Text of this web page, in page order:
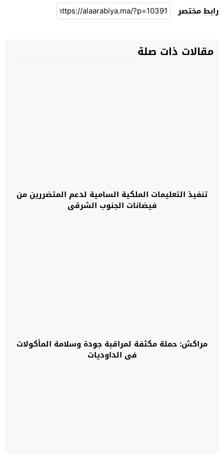
رابط مختصر
مقالات ذات صلة
تنفيذ التعليمات الملكية السامية لدعم المتضررين من
فيضانات الجنوب الشرقي
مراكش: حملة مكثفة لمراقبة جودة وسلامة المأكولات
في الداوديات